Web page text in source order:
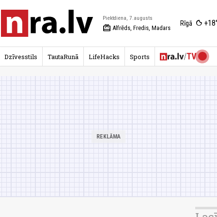
Piektdiena, 7.augusts
redeem Alfrēds, Fredis, Madars
Rīgā
Dzīvesstils TautaRunā LifeHacks Sports